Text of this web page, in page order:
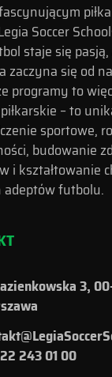
Soccer
staje się
zaczyna się od
programy to
– to
sportowe,
budowanie
i kształtowanie
adeptów futbolu.
3,
243 01 00